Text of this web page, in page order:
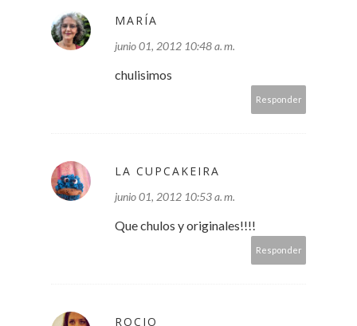
MARÍA
junio 01, 2012 10:48 a. m.
chulisimos
Responder
LA CUPCAKEIRA
junio 01, 2012 10:53 a. m.
Que chulos y originales!!!!
Responder
ROCIO